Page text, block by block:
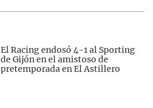
El Racing endosó 4-1 al Sporting
de Gijón en el amistoso de
pretemporada en El Astillero